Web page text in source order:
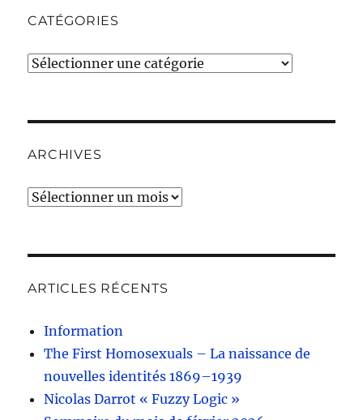
CATÉGORIES
Catégories
ARCHIVES
Archives
ARTICLES RÉCENTS
Information
The First Homosexuals – La naissance de
nouvelles identités 1869–1939
Nicolas Darrot « Fuzzy Logic »